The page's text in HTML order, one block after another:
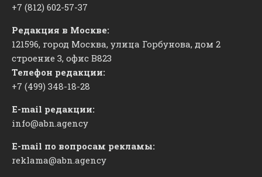
+7 (812) 602-57-37
Редакция в Москве:
121596, город Москва, улица Горбунова, дом 2
строение 3, офис ​В823
Телефон редакции:
+7 (499) 348-18-28
E-mail редакции:
info@abn.agency
E-mail по вопросам рекламы:
reklama@abn.agency